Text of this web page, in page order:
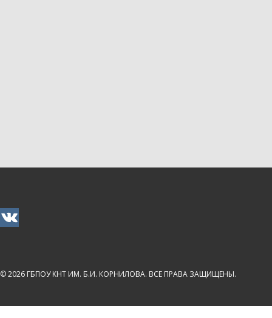
© 2026 ГБПОУ КНТ ИМ. Б.И. КОРНИЛОВА. ВСЕ ПРАВА ЗАЩИЩЕНЫ.